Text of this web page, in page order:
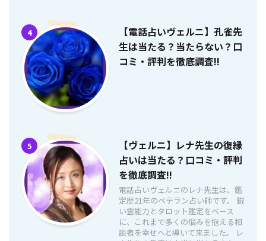
4
【電話占いヴェルニ】孔雀先
生は当たる？当たらない？口
コミ・評判を徹底調査!!
5
【ヴェルニ】レナ先生の復縁
占いは当たる？口コミ・評判
を徹底調査!!
電話占いヴェルニのレナ先生は、鑑
定歴21年のベテラン占い師です。 鋭
い霊能力とタロット鑑定をベース
に、これまで多くの悩みを抱える相
談者を幸せへと導いて来ました。 レ